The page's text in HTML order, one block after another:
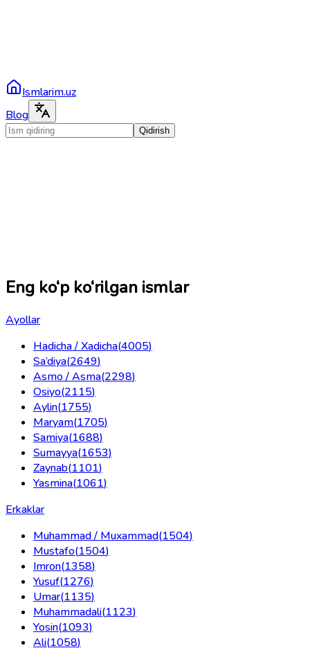
Ismlarim.uz
Blog
Qidirish
Eng ko‘p ko‘rilgan ismlar
Ayollar
Hadicha / Xadicha(4005)
Sa’diya(2649)
Asmo / Asma(2298)
Osiyo(2115)
Aylin(1755)
Maryam(1705)
Samiya(1688)
Sumayya(1653)
Zaynab(1101)
Yasmina(1061)
Erkaklar
Muhammad / Muxammad(1504)
Mustafo(1504)
Imron(1358)
Yusuf(1276)
Umar(1135)
Muhammadali(1123)
Yosin(1093)
Ali(1058)